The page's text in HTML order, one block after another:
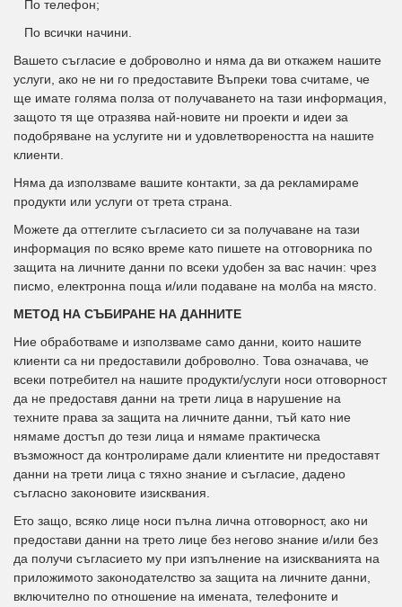
 По телефон;
 По всички начини.
Вашето съгласие е доброволно и няма да ви откажем нашите
услуги, ако не ни го предоставите Въпреки това считаме, че
ще имате голяма полза от получаването на тази информация,
защото тя ще отразява най-новите ни проекти и идеи за
подобряване на услугите ни и удовлетвореността на нашите
клиенти.
Няма да използваме вашите контакти, за да рекламираме
продукти или услуги от трета страна.
Можете да оттеглите съгласието си за получаване на тази
информация по всяко време като пишете на отговорника по
защита на личните данни по всеки удобен за вас начин: чрез
писмо, електронна поща и/или подаване на молба на място.
МЕТОД НА СЪБИРАНЕ НА ДАННИТЕ
Ние обработваме и използваме само данни, които нашите
клиенти са ни предоставили доброволно. Това означава, че
всеки потребител на нашите продукти/услуги носи отговорност
да не предоставя данни на трети лица в нарушение на
техните права за защита на личните данни, тъй като ние
нямаме достъп до тези лица и нямаме практическа
възможност да контролираме дали клиентите ни предоставят
данни на трети лица с тяхно знание и съгласие, дадено
съгласно законовите изисквания.
Ето защо, всяко лице носи пълна лична отговорност, ако ни
предостави данни на трето лице без негово знание и/или без
да получи съгласието му при изпълнение на изискванията на
приложимото законодателство за защита на личните данни,
включително по отношение на имената, телефоните и